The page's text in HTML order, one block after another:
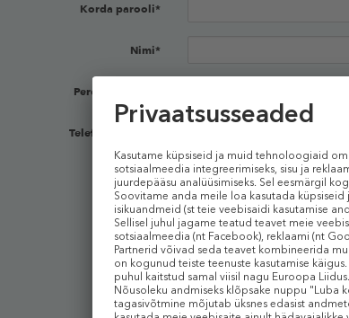
Korda parooli*
Nimi*
Perekonnanimi *
Telefoninumber:*
Kinnitan, et olen tutvunud
Soovin saada teavet SMSi
Soovin saada Douglas.ee
JÄTKAN